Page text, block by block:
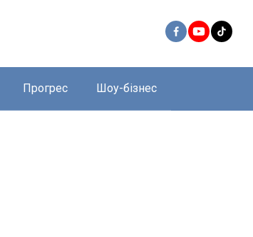
Прогрес Шоу-бізнес